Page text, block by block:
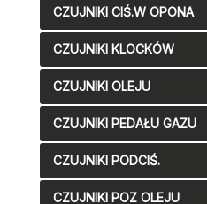
CZUJNIKI CIŚ.W OPONA
CZUJNIKI KLOCKÓW
CZUJNIKI OLEJU
CZUJNIKI PEDAŁU GAZU
CZUJNIKI PODCIŚ.
CZUJNIKI POZ OLEJU